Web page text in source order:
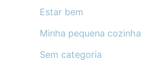
Estar bem
Minha pequena cozinha
Sem categoria